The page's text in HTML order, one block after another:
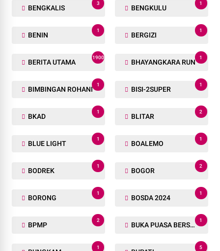
BENGKALIS
3
BENGKULU
1
BENIN
1
BERGIZI
1
BERITA UTAMA
1900
BHAYANGKARA RUN
1
BIMBINGAN ROHANI
1
BISI-2SUPER
1
BKAD
1
BLITAR
2
BLUE LIGHT
1
BOALEMO
1
BODREK
1
BOGOR
2
BORONG
1
BOSDA 2024
1
BPMP
2
BUKA PUASA BERSAMA
1
1 5